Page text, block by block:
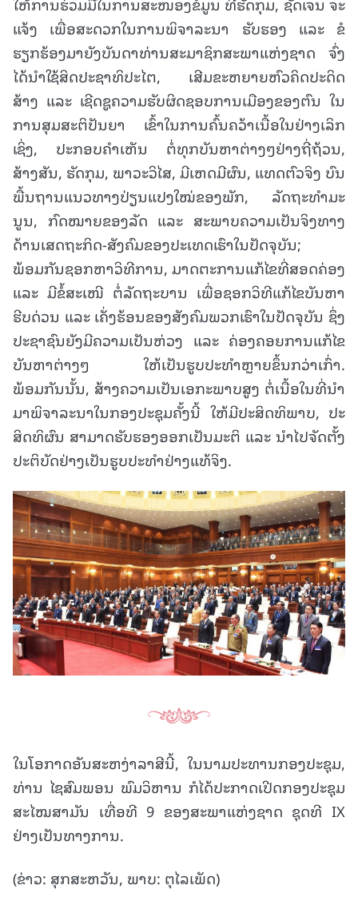
ແຈ້ງ ເພື່ອສະດວກໃນການພິຈາລະນາ ຮັບຮອງ ແລະ ຂໍ
ຮຽກຮ້ອງມາຍັງບັນດາທ່ານສະມາຊິກສະພາແຫ່ງຊາດ ຈົ່ງ
ໄດ້ນໍາໃຊ້ສິດປະຊາທິປະໄຕ, ເສີມຂະຫຍາຍຫົວຄິດປະດິດ
ສ້າງ ແລະ ເຊີດຊູຄວາມຮັບຜິດຊອບການເມືອງຂອງຕົນ ໃນ
ການສຸມສະຕິປັນຍາ ເຂົ້າໃນການຄົ້ນຄວ້າເນື້ອໃນຢ່າງເລິກ
ເຊິ່ງ, ປະກອບຄໍາເຫັນ ຕໍ່ທຸກບັນຫາຕ່າງໆຢ່າງຖີ່ຖ້ວນ,
ສ້າງສັນ, ຮັດກຸມ, ພາວະວິໄສ, ມີເຫດມີຜົນ, ແທດຕົວຈິງ ບົນ
ພື້ນຖານແນວທາງປ່ຽນແປງໃໝ່ຂອງພັກ, ລັດຖະທໍາມະ
ນູນ, ກົດໝາຍຂອງລັດ ແລະ ສະພາບຄວາມເປັນຈິງທາງ
ດ້ານເສດຖະກິດ-ສັງຄົມຂອງປະເທດເຮົາໃນປັດຈຸບັນ;
ພ້ອມກັນຊອກຫາວິທີການ, ມາດຕະການແກ້ໄຂທີ່ສອດຄ່ອງ
ແລະ ມີຂໍ້ສະເໜີ ຕໍ່ລັດຖະບານ ເພື່ອຊອກວິທີແກ້ໄຂບັນຫາ
ຮີບດ່ວນ ແລະ ເຄັ່ງຮ້ອນຂອງສັງຄົມພວກເຮົາໃນປັດຈຸບັນ ຊຶ່ງ
ປະຊາຊົນຍັງມີຄວາມເປັນຫ່ວງ ແລະ ຄ່ອງຄອຍການແກ້ໄຂ
ບັນຫາຕ່າງໆ ໃຫ້ເປັນຮູບປະທໍາຫຼາຍຂຶ້ນກວ່າເກົ່າ.
ພ້ອມກັນນັ້ນ, ສ້າງຄວາມເປັນເອກະພາບສູງ ຕໍ່ເນື້ອໃນທີ່ນໍາ
ມາພິຈາລະນາໃນກອງປະຊຸມຄັ້ງນີ້ ໃຫ້ມີປະສິດທິພາບ, ປະ
ສິດທິຜົນ ສາມາດຮັບຮອງອອກເປັນມະຕິ ແລະ ນໍາໄປຈັດຕັ້ງ
ປະຕິບັດຢ່າງເປັນຮູບປະທໍາຢ່າງແທ້ຈິງ.
ໃນໂອກາດອັນສະຫງ່າລາສີນີ້, ໃນນາມປະທານກອງປະຊຸມ,
ທ່ານ ໄຊສົມພອນ ພົມວິຫານ ກໍໄດ້ປະກາດເປີດກອງປະຊຸມ
ສະໄໝສາມັນ ເທື່ອທີ 9 ຂອງສະພາແຫ່ງຊາດ ຊຸດທີ IX
ຢ່າງເປັນທາງການ.
(ຂ່າວ: ສຸກສະຫວັນ, ພາບ: ຕຸໄລເພັດ)